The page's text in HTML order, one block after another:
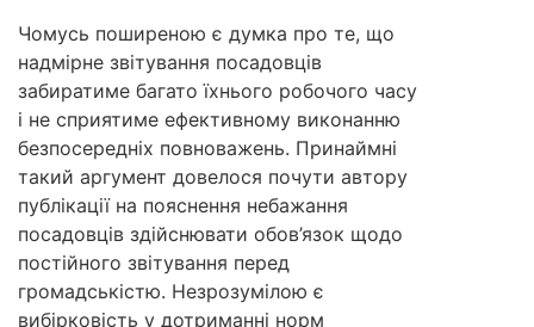
Чомусь поширеною є думка про те, що
надмірне звітування посадовців
забиратиме багато їхнього робочого часу
і не сприятиме ефективному виконанню
безпосередніх повноважень. Принаймні
такий аргумент довелося почути автору
публікації на пояснення небажання
посадовців здійснювати обов’язок щодо
постійного звітування перед
громадськістю. Незрозумілою є
вибірковість у дотриманні норм